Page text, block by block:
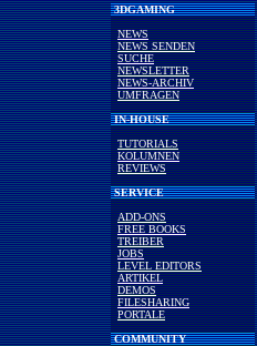
3DGAMING
NEWS
NEWS SENDEN
SUCHE
NEWSLETTER
NEWS-ARCHIV
UMFRAGEN
IN-HOUSE
TUTORIALS
KOLUMNEN
REVIEWS
SERVICE
ADD-ONS
FREE BOOKS
TREIBER
JOBS
LEVEL EDITORS
ARTIKEL
DEMOS
FILESHARING
PORTALE
COMMUNITY